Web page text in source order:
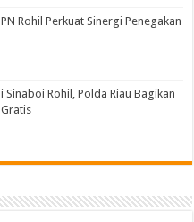
Rohil Perkuat Sinergi Penegakan
Sinaboi Rohil, Polda Riau Bagikan